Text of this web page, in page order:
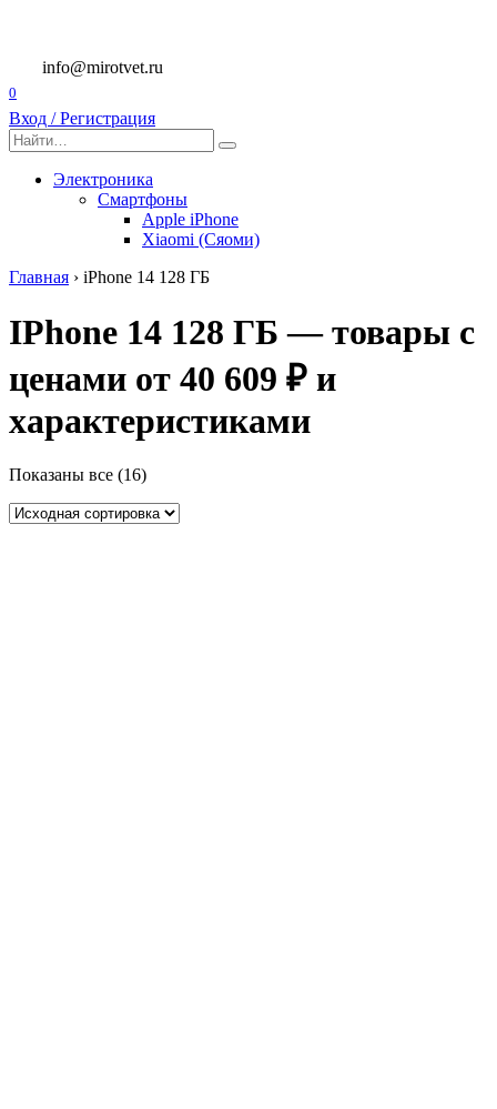
содержанию
info@mirotvet.ru
0
Вход / Регистрация
Search
for:
Электроника
Смартфоны
Apple iPhone
Xiaomi (Сяоми)
Главная › iPhone 14 128 ГБ
IPhone 14 128 ГБ — товары с
ценами от 40 609 ₽ и
характеристиками
Показаны все (16)